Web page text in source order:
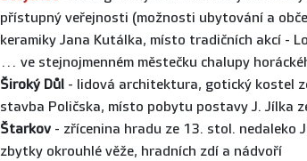
přístupný veřejnosti (možnosti ubytování a
keramiky Jana Kutálka, místo tradičních akcí -
… ve stejnojmenném městečku chalupy
Široký Důl - lidová architektura, gotický kostel
stavba Poličska, místo pobytu postavy J. Jílka
Štarkov - zřícenina hradu ze 13. stol. nedaleko
zbytky okrouhlé věže, hradních zdí a nádvoří